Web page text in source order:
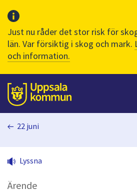
Just nu råder det stor risk för
län. Var försiktig i skog och mark.
och information.
Till sidans
huvudinnehåll
22 juni
Lyssna
Ärende